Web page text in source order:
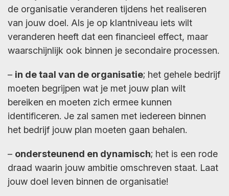
de organisatie veranderen tijdens het realiseren
van jouw doel. Als je op klantniveau iets wilt
veranderen heeft dat een financieel effect, maar
waarschijnlijk ook binnen je secondaire processen.
– in de taal van de organisatie; het gehele bedrijf
moeten begrijpen wat je met jouw plan wilt
bereiken en moeten zich ermee kunnen
identificeren. Je zal samen met iedereen binnen
het bedrijf jouw plan moeten gaan behalen.
– ondersteunend en dynamisch; het is een rode
draad waarin jouw ambitie omschreven staat. Laat
jouw doel leven binnen de organisatie!